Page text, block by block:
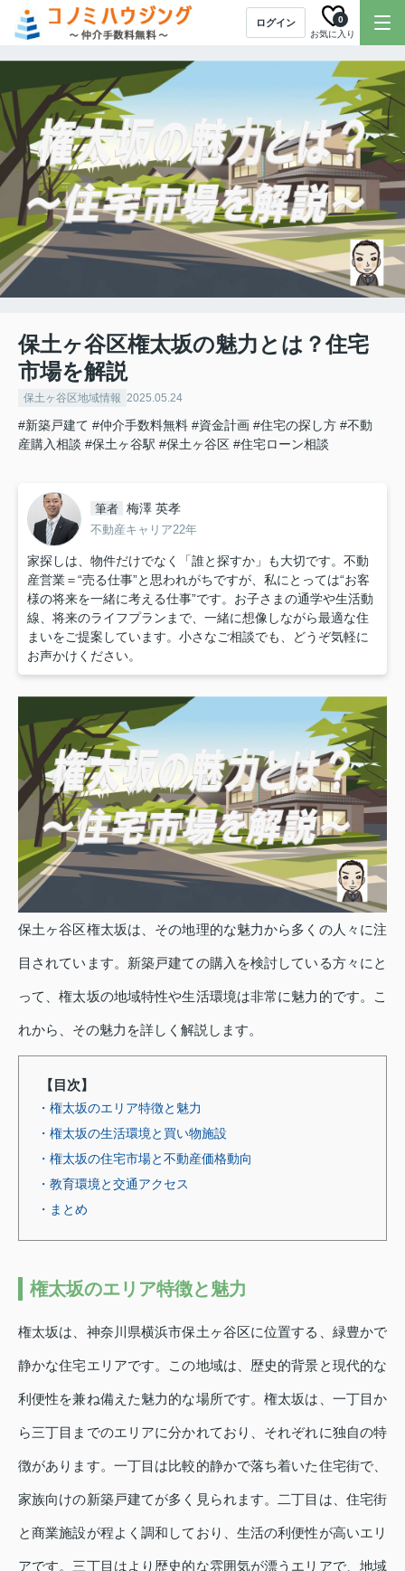
ログイン
お気に入り
0
保土ヶ谷区権太坂の魅力とは？住宅
市場を解説
保土ヶ谷区地域情報 2025.05.24
#新築戸建て #仲介手数料無料 #資金計画 #住宅の探し方 #不動
産購入相談 #保土ヶ谷駅 #保土ヶ谷区 #住宅ローン相談
筆者 梅澤 英孝
不動産キャリア22年
家探しは、物件だけでなく「誰と探すか」も大切です。不動
産営業＝“売る仕事”と思われがちですが、私にとっては“お客
様の将来を一緒に考える仕事”です。お子さまの通学や生活動
線、将来のライフプランまで、一緒に想像しながら最適な住
まいをご提案しています。小さなご相談でも、どうぞ気軽に
お声かけください。
保土ヶ谷区権太坂は、その地理的な魅力から多くの人々に注
目されています。新築戸建ての購入を検討している方々にと
って、権太坂の地域特性や生活環境は非常に魅力的です。こ
れから、その魅力を詳しく解説します。
【目次】
・権太坂のエリア特徴と魅力
・権太坂の生活環境と買い物施設
・権太坂の住宅市場と不動産価格動向
・教育環境と交通アクセス
・まとめ
権太坂のエリア特徴と魅力
権太坂は、神奈川県横浜市保土ヶ谷区に位置する、緑豊かで
静かな住宅エリアです。この地域は、歴史的背景と現代的な
利便性を兼ね備えた魅力的な場所です。権太坂は、一丁目か
ら三丁目までのエリアに分かれており、それぞれに独自の特
徴があります。一丁目は比較的静かで落ち着いた住宅街で、
家族向けの新築戸建てが多く見られます。二丁目は、住宅街
と商業施設が程よく調和しており、生活の利便性が高いエリ
アです。三丁目はより歴史的な雰囲気が漂うエリアで、地域